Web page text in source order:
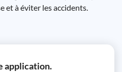
et à éviter les accidents.
application.